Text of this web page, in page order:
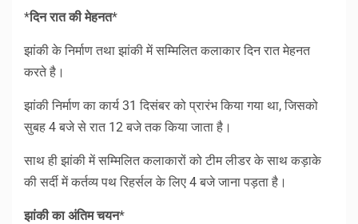
*दिन रात की मेहनत*
झांकी के निर्माण तथा झांकी में सम्मिलित कलाकार दिन रात मेहनत
करते है।
झांकी निर्माण का कार्य 31 दिसंबर को प्रारंभ किया गया था, जिसको
सुबह 4 बजे से रात 12 बजे तक किया जाता है।
साथ ही झांकी में सम्मिलित कलाकारों को टीम लीडर के साथ कड़ाके
की सर्दी में कर्तव्य पथ रिहर्सल के लिए 4 बजे जाना पड़ता है।
झांकी का अंतिम चयन*